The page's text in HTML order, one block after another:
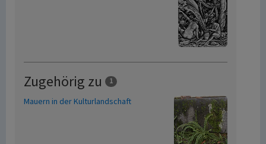
Zugehörig zu 1
Mauern in der Kulturlandschaft